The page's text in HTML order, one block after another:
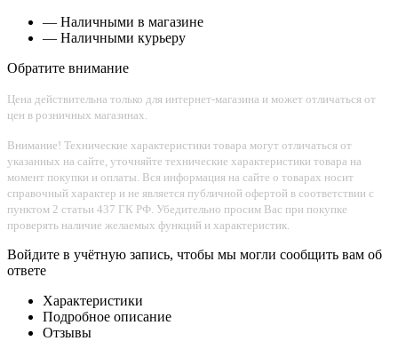
— Наличными в магазине
— Наличными курьеру
Обратите внимание
Цена действительна только для интернет-магазина и может отличаться от
цен в розничных магазинах.
Внимание! Технические характеристики товара могут отличаться от
указанных на сайте, уточняйте технические характеристики товара на
момент покупки и оплаты. Вся информация на сайте о товарах носит
справочный характер и не является публичной офертой в соответствии с
пунктом 2 статьи 437 ГК РФ. Убедительно просим Вас при покупке
проверять наличие желаемых функций и характеристик.
Войдите в учётную запись, чтобы мы могли сообщить вам об
ответе
Характеристики
Подробное описание
Отзывы